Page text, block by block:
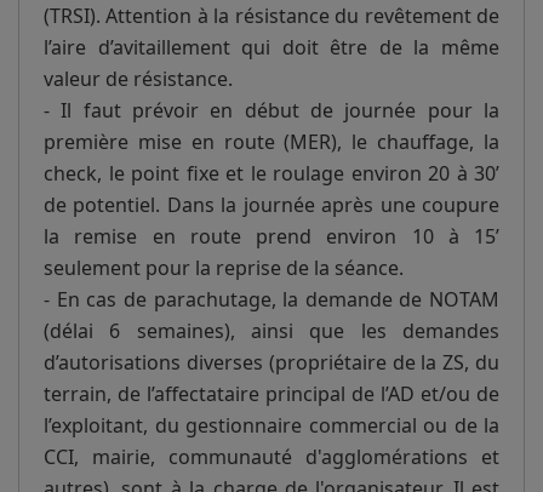
(TRSI). Attention à la résistance du revêtement de
l’aire d’avitaillement qui doit être de la même
valeur de résistance.
- Il faut prévoir en début de journée pour la
première mise en route (MER), le chauffage, la
check, le point fixe et le roulage environ 20 à 30’
de potentiel. Dans la journée après une coupure
la remise en route prend environ 10 à 15’
seulement pour la reprise de la séance.
- En cas de parachutage, la demande de NOTAM
(délai 6 semaines), ainsi que les demandes
d’autorisations diverses (propriétaire de la ZS, du
terrain, de l’affectataire principal de l’AD et/ou de
l’exploitant, du gestionnaire commercial ou de la
CCI, mairie, communauté d'agglomérations et